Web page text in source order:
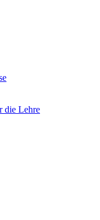
die Lehre